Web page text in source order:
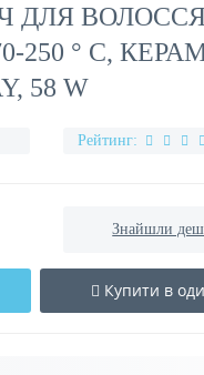
ВОЛОССЯ
250 ° C,
58 W
Рейтинг:
Знайшли
Купити в